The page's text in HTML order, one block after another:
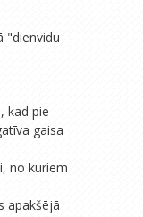
"dienvidu
kad pie
gaisa
no kuriem
apakšējā